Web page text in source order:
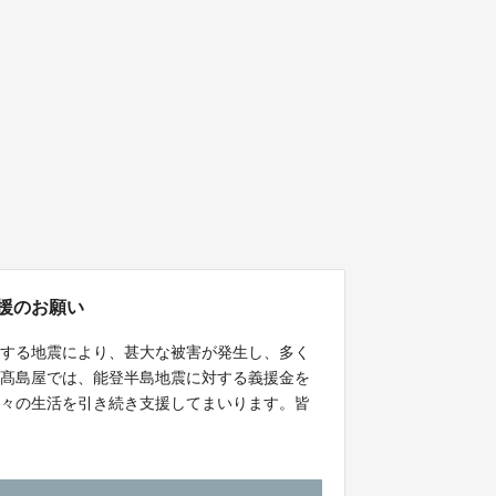
のお願い
る地震により、甚大な被害が発生し、多く
島屋では、能登半島地震に対する義援金を
の生活を引き続き支援してまいります。皆